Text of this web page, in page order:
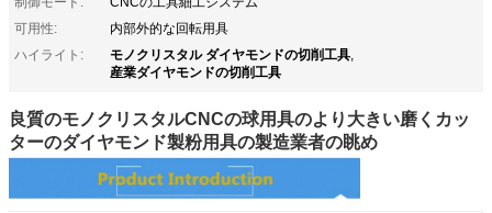
可用性:
内部外的な回転用具
ハイライト:
モノクリスタル ダイヤモンドの切削工具,
産業ダイヤモンドの切削工具
良質のモノクリスタルCNCの球用具のより大きい磨くカッ
ターのダイヤモンド製粉用具の製造業者の眺め